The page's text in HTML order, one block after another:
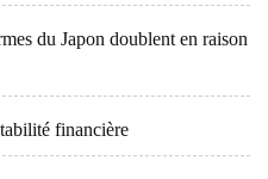
du Japon doublent en raison
financière